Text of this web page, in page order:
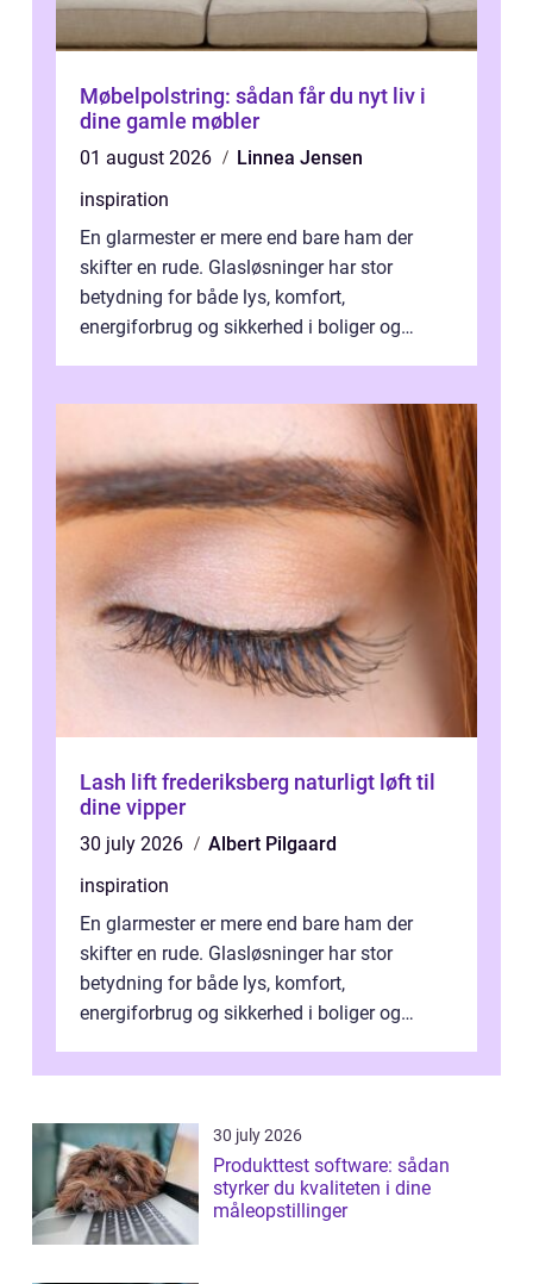
Møbelpolstring: sådan får du nyt liv i
dine gamle møbler
01 august 2026
Linnea Jensen
inspiration
En glarmester er mere end bare ham der
skifter en rude. Glasløsninger har stor
betydning for både lys, komfort,
energiforbrug og sikkerhed i boliger og
Lash lift frederiksberg naturligt løft til
dine vipper
30 july 2026
Albert Pilgaard
inspiration
En glarmester er mere end bare ham der
skifter en rude. Glasløsninger har stor
betydning for både lys, komfort,
energiforbrug og sikkerhed i boliger og
30 july 2026
Produkttest software: sådan
styrker du kvaliteten i dine
måleopstillinger